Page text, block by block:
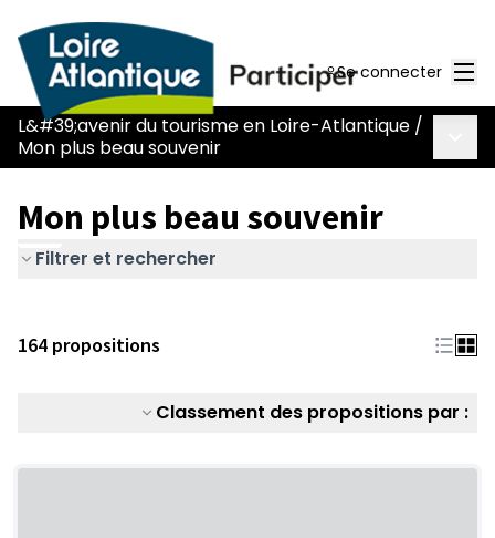
Se connecter
L&#39;avenir du tourisme en Loire-Atlantique /
Mon plus beau souvenir
Mon plus beau souvenir
Filtrer et rechercher
164 propositions
Classement des propositions par :